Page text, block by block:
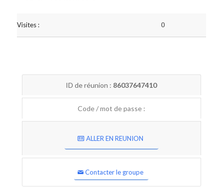
Visites : 0
ID de réunion : 86037647410
Code / mot de passe :
ALLER EN REUNION
Contacter le groupe